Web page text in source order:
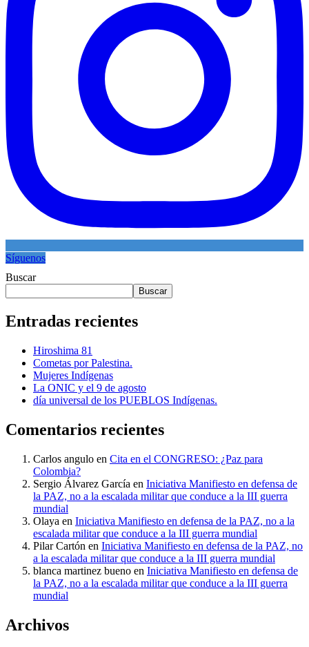
Síguenos
Buscar
Buscar
Entradas recientes
Hiroshima 81
Cometas por Palestina.
Mujeres Indígenas
La ONIC y el 9 de agosto
día universal de los PUEBLOS Indígenas.
Comentarios recientes
Carlos angulo en Cita en el CONGRESO: ¿Paz para
Colombia?
Sergio Álvarez García en Iniciativa Manifiesto en defensa de
la PAZ, no a la escalada militar que conduce a la III guerra
mundial
Olaya en Iniciativa Manifiesto en defensa de la PAZ, no a la
escalada militar que conduce a la III guerra mundial
Pilar Cartón en Iniciativa Manifiesto en defensa de la PAZ, no
a la escalada militar que conduce a la III guerra mundial
blanca martinez bueno en Iniciativa Manifiesto en defensa de
la PAZ, no a la escalada militar que conduce a la III guerra
mundial
Archivos